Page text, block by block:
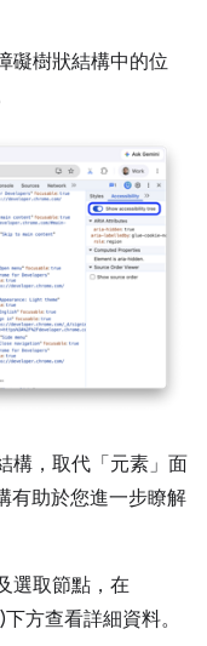
礙樹狀結構中的位
，取代「元素」 面
有助於您進一步瞭解
選取節點，在
下方查看詳細資料。